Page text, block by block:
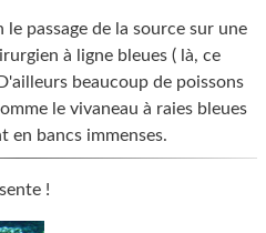
passage de la source sur une
à ligne bleues ( là, ce
beaucoup de poissons
le vivaneau à raies bleues
en bancs immenses.
!